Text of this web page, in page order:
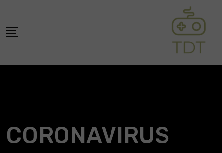
content
CORONAVIRUS